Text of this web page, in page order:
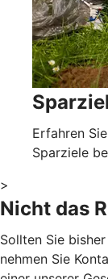
Erfahren
Sparziele
>
Nicht das
Sollten Sie
nehmen Sie